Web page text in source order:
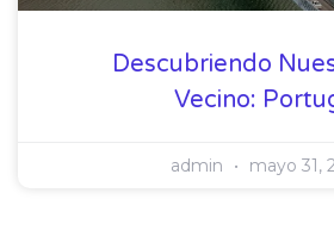
Descubriendo
Vecino:
admin mayo 31,